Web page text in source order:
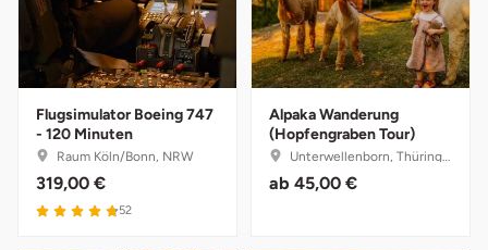
Flugsimulator Boeing 747
- 120 Minuten
Raum Köln/Bonn, NRW
319,00 €
52
Alpaka Wanderung
(Hopfengraben Tour)
Unterwellenborn, Thüringen
ab 45,00 €
Hanau
Haßfurt
Heidelberg